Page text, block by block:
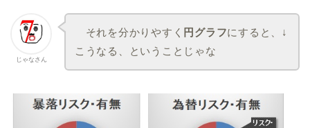
じゃなさん
それを分かりやすく 円グラフにすると、↓
こうなる、ということじゃな